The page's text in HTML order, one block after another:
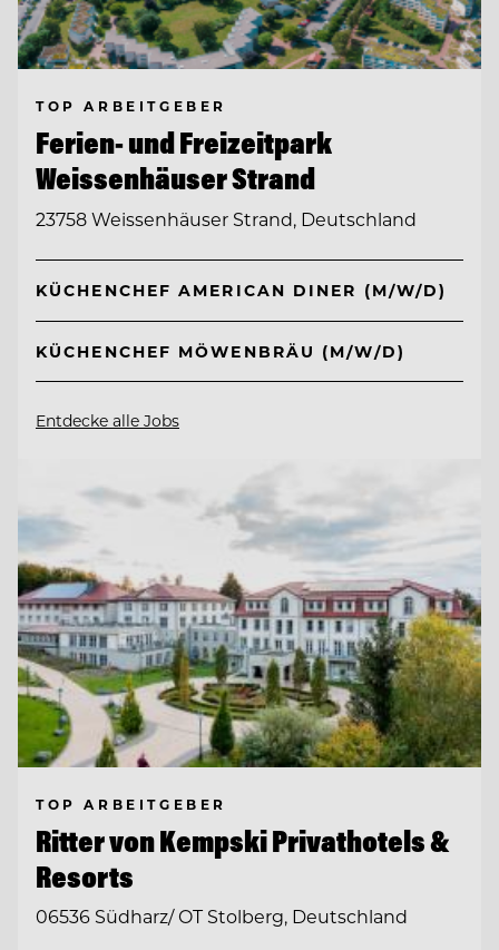
TOP ARBEITGEBER
Ferien- und Freizeitpark
Weissenhäuser Strand
23758 Weissenhäuser Strand, Deutschland
KÜCHENCHEF AMERICAN DINER (M/W/D)
KÜCHENCHEF MÖWENBRÄU (M/W/D)
Entdecke alle Jobs
TOP ARBEITGEBER
Ritter von Kempski Privathotels &
Resorts
06536 Südharz/ OT Stolberg, Deutschland